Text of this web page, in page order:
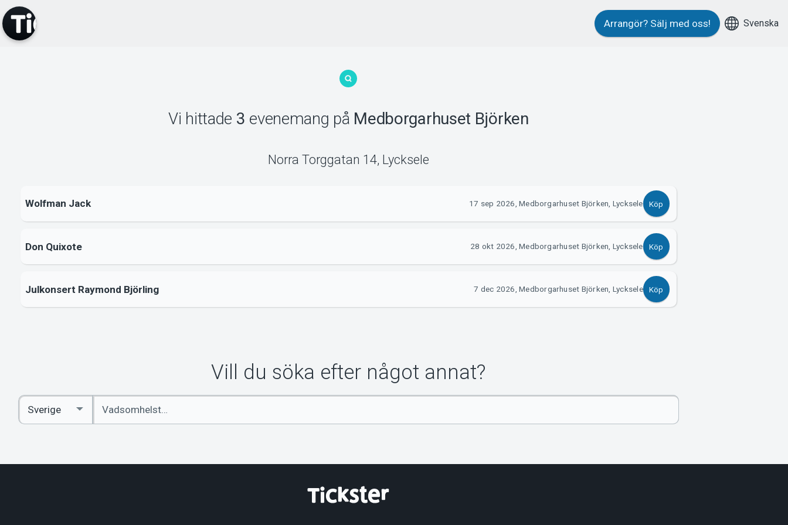
Arrangör? Sälj med oss! Svenska
Vi hittade 3 evenemang på Medborgarhuset Björken
Norra Torggatan 14, Lycksele
Wolfman Jack 17 sep 2026, Medborgarhuset Björken, Lycksele Köp
Don Quixote 28 okt 2026, Medborgarhuset Björken, Lycksele Köp
Julkonsert Raymond Björling 7 dec 2026, Medborgarhuset Björken, Lycksele Köp
Vill du söka efter något annat?
Ange
sökord
Select
Country